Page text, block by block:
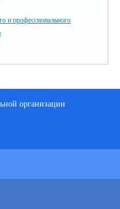
и профессионального
организации